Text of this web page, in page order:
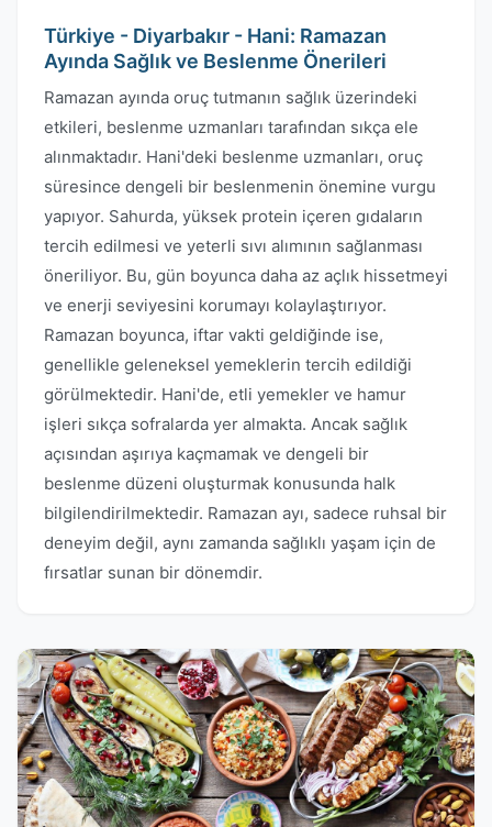
Türkiye - Diyarbakır - Hani: Ramazan
Ayında Sağlık ve Beslenme Önerileri
Ramazan ayında oruç tutmanın sağlık üzerindeki
etkileri, beslenme uzmanları tarafından sıkça ele
alınmaktadır. Hani'deki beslenme uzmanları, oruç
süresince dengeli bir beslenmenin önemine vurgu
yapıyor. Sahurda, yüksek protein içeren gıdaların
tercih edilmesi ve yeterli sıvı alımının sağlanması
öneriliyor. Bu, gün boyunca daha az açlık hissetmeyi
ve enerji seviyesini korumayı kolaylaştırıyor.
Ramazan boyunca, iftar vakti geldiğinde ise,
genellikle geleneksel yemeklerin tercih edildiği
görülmektedir. Hani'de, etli yemekler ve hamur
işleri sıkça sofralarda yer almakta. Ancak sağlık
açısından aşırıya kaçmamak ve dengeli bir
beslenme düzeni oluşturmak konusunda halk
bilgilendirilmektedir. Ramazan ayı, sadece ruhsal bir
deneyim değil, aynı zamanda sağlıklı yaşam için de
fırsatlar sunan bir dönemdir.